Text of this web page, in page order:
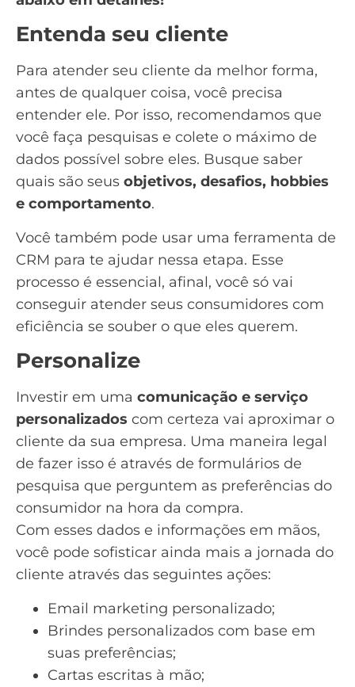
Entenda seu cliente
Para atender seu cliente da melhor forma,
antes de qualquer coisa, você precisa
entender ele. Por isso, recomendamos que
você faça pesquisas e colete o máximo de
dados possível sobre eles. Busque saber
quais são seus objetivos, desafios, hobbies
e comportamento.
Você também pode usar uma ferramenta de
CRM para te ajudar nessa etapa. Esse
processo é essencial, afinal, você só vai
conseguir atender seus consumidores com
eficiência se souber o que eles querem.
Personalize
Investir em uma comunicação e serviço
personalizados com certeza vai aproximar o
cliente da sua empresa. Uma maneira legal
de fazer isso é através de formulários de
pesquisa que perguntem as preferências do
consumidor na hora da compra.
Com esses dados e informações em mãos,
você pode sofisticar ainda mais a jornada do
cliente através das seguintes ações:
Email marketing personalizado;
Brindes personalizados com base em
suas preferências;
Cartas escritas à mão;